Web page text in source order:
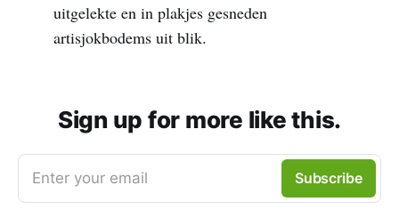
uitgelekte en in plakjes gesneden
artisjokbodems uit blik.
Sign up for more like this.
Enter your email Subscribe